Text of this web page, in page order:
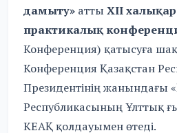
дамыту» атты XII
практикалық
Конференция) қатысуға
Конференция Қазақстан
Президентінің жанындағы
Республикасының Ұлттық
КЕАҚ қолдауымен өтеді.